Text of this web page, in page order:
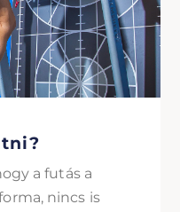
a futás a
nincs is